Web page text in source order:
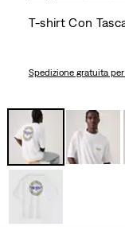
T-shirt Con
Spedizione gratuitaper